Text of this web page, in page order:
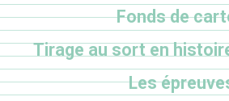
Fonds de
Tirage au sort en
Les